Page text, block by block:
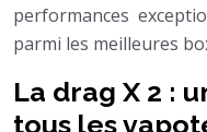
performances
parmi les meilleures
La drag X 2 :
tous les